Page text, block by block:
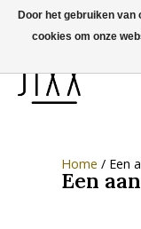
Voor 14.00 uur besteld,
Home / Een
Een
Door het gebruiken van
cookies om onze